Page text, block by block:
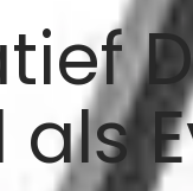
als